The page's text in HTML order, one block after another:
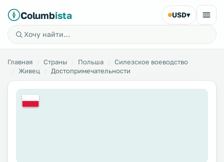
Columbista USD▾
Главная Страны Польша
Силезское воеводство
Живец
Достопримечательности